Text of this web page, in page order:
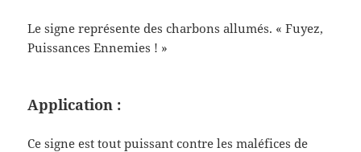
Le signe représente des charbons allumés. « Fuyez,
Puissances Ennemies ! »
Application :
Ce signe est tout puissant contre les maléfices de